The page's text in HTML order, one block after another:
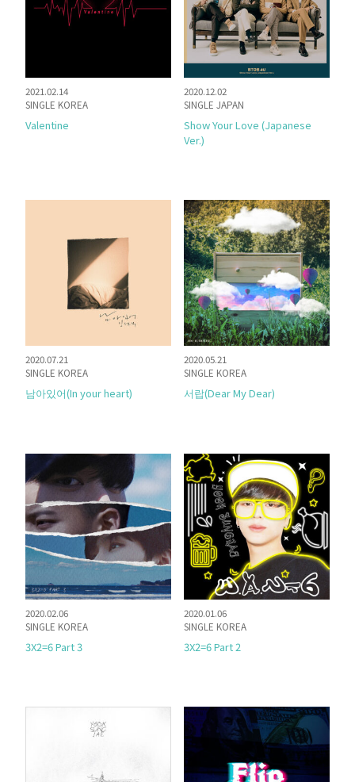
2021.02.14
SINGLE KOREA
Valentine
2020.12.02
SINGLE JAPAN
Show Your Love (Japanese
Ver.)
2020.07.21
SINGLE KOREA
남아있어(In your heart)
2020.05.21
SINGLE KOREA
서랍(Dear My Dear)
2020.02.06
SINGLE KOREA
3X2=6 Part 3
2020.01.06
SINGLE KOREA
3X2=6 Part 2